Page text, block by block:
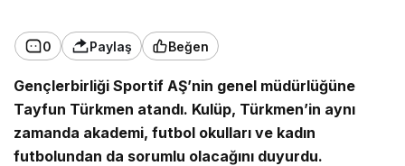
0 Paylaş Beğen
Gençlerbirliği Sportif AŞ’nin genel müdürlüğüne
Tayfun Türkmen atandı. Kulüp, Türkmen’in aynı
zamanda akademi, futbol okulları ve kadın
futbolundan da sorumlu olacağını duyurdu.